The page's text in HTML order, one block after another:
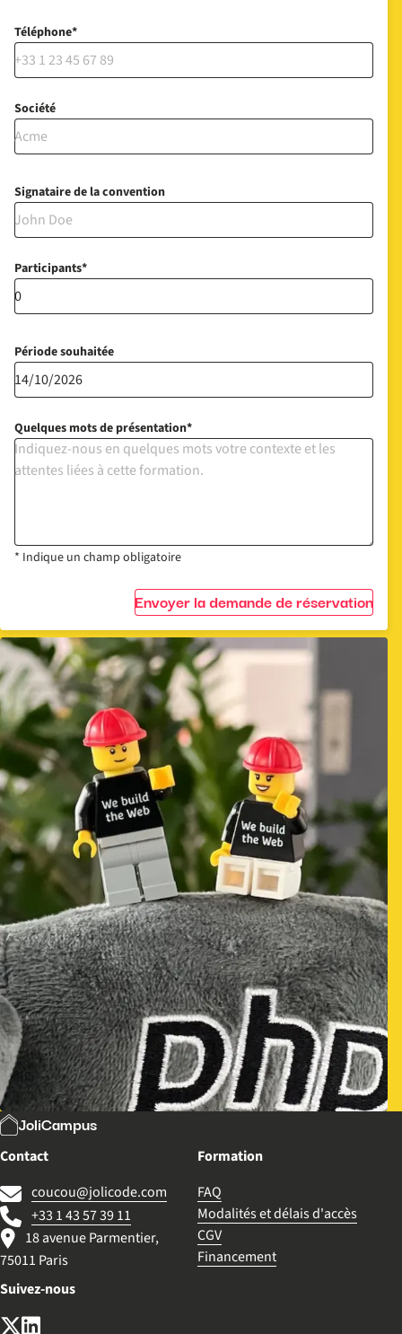
Téléphone
Société
Signataire de la convention
Participants
Période souhaitée
Quelques mots de présentation
* Indique un champ obligatoire
Envoyer la demande de réservation
JoliCampus
Contact
coucou@jolicode.com
+33 1 43 57 39 11
18 avenue Parmentier,
75011 Paris
Formation
FAQ
Modalités et délais d'accès
CGV
Financement
Suivez-nous
X (anciennement Twitter)
LinkedIn